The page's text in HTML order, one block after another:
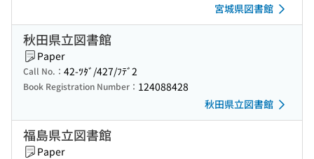
宮城県図書館
秋田県立図書館
Paper
Call No.： 42-ﾂﾀﾞ/427/ﾌﾃﾞ2
Book Registration Number： 124088428
秋田県立図書館
福島県立図書館
Paper